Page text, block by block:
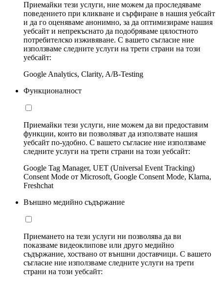
Приемайки тези услуги, ние можем да проследяваме
поведението при кликване и сърфиране в нашия уебсайт
и да го оценяваме анонимно, за да оптимизираме нашия
уебсайт и непрекъснато да подобряваме цялостното
потребителско изживяване. С вашето съгласие ние
използваме следните услуги на трети страни на този
уебсайт:
Google Analytics, Clarity, A/B-Testing
Функционалност
Приемайки тези услуги, ние можем да ви предоставим
функции, които ви позволяват да използвате нашия
уебсайт по-удобно. С вашето съгласие ние използваме
следните услуги на трети страни на този уебсайт:
Google Tag Manager, UET (Universal Event Tracking)
Consent Mode от Microsoft, Google Consent Mode, Klarna,
Freshchat
Външно медийно съдържание
Приемането на тези услуги ни позволява да ви
показваме видеоклипове или друго медийно
съдържание, хоствано от външни доставчици. С вашето
съгласие ние използваме следните услуги на трети
страни на този уебсайт: